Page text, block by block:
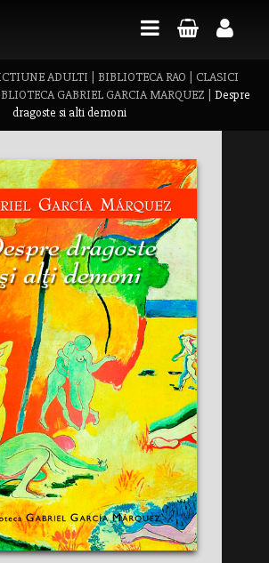
ADULTI BIBLIOTECA RAO
CLASICI
GABRIEL GARCIA MARQUEZ
Despre
dragoste si alti demoni